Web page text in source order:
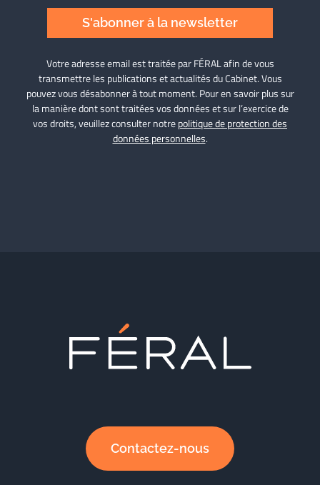
S'abonner à la newsletter
Votre adresse email est traitée par FÉRAL afin de vous
transmettre les publications et actualités du Cabinet. Vous
pouvez vous désabonner à tout moment. Pour en savoir plus sur
la manière dont sont traitées vos données et sur l’exercice de
vos droits, veuillez consulter notrepolitique de protection des
données personnelles.
Contactez-nous